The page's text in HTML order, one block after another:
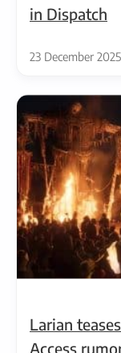
in Dispatch
23 December 2025
Larian
Access